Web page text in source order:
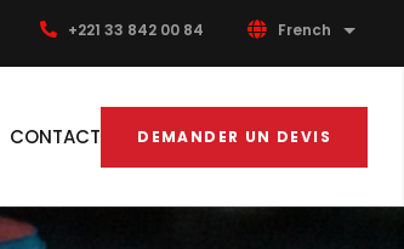
+221 33 842 00 84 French List
CONTACT DEMANDER UN DEVIS